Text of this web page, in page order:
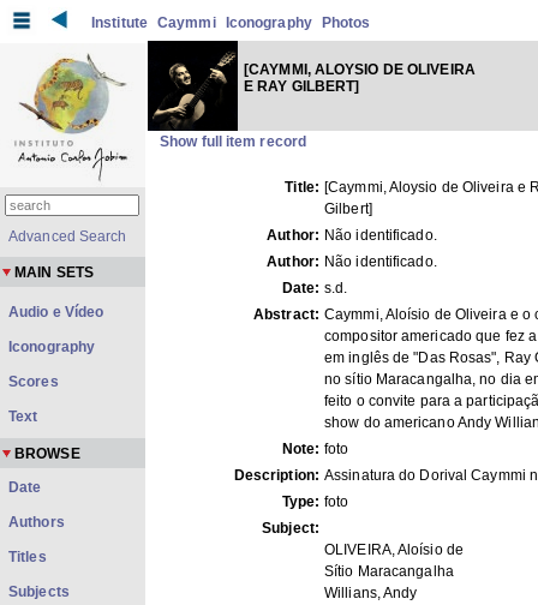
Institute Caymmi Iconography Photos
[CAYMMI, ALOYSIO DE OLIVEIRA
E RAY GILBERT]
Show full item record
Title: [Caymmi, Aloysio de Oliveira e
Gilbert]
Author: Não identificado.
Author: Não identificado.
Date: s.d.
Abstract: Caymmi, Aloísio de Oliveira e o
compositor americado que fez
em inglês de "Das Rosas", Ray
no sítio Maracangalha, no dia
feito o convite para a
show do americano Andy
Note: foto
Description: Assinatura do Dorival Caymmi
Type: foto
Subject:
OLIVEIRA, Aloísio de
Sítio Maracangalha
Willians, Andy
Advanced Search
MAIN SETS
Audio e Vídeo
Iconography
Scores
Text
BROWSE
Date
Authors
Titles
Subjects